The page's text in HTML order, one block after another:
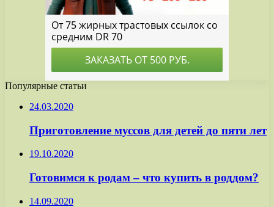
Популярные статьи
24.03.2020
Приготовление муссов для детей до пяти лет
19.10.2020
Готовимся к родам – что купить в роддом?
14.09.2020